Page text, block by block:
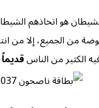
هو اتخاذهم
من الجميع، إلا من
الكثير من الناس